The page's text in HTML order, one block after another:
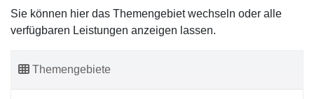
Sie können hier das Themengebiet wechseln oder alle
verfügbaren Leistungen anzeigen lassen.
Themengebiete